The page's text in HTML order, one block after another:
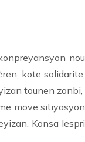
nou
kote solidarite,
tounen zonbi,
move sitiyasyon
Konsa lespri